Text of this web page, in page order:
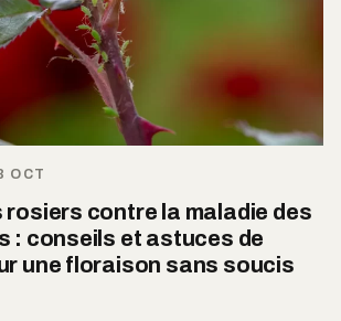
OCT
rosiers contre la maladie des
: conseils et astuces de
une floraison sans soucis